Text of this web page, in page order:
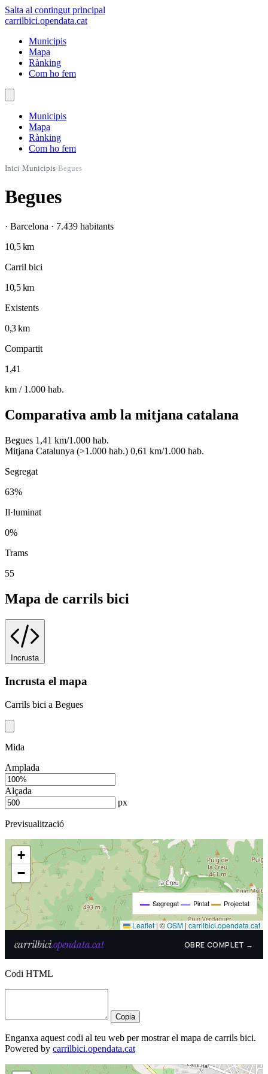
Salta al contingut principal
carrilbici.opendata.cat
Municipis
Mapa
Rànking
Com ho fem
Municipis
Mapa
Rànking
Com ho fem
Inici›Municipis›Begues
Begues
· Barcelona · 7.439 habitants
10,5 km
Carril bici
10,5 km
Existents
0,3 km
Compartit
1,41
km / 1.000 hab.
Comparativa amb la mitjana catalana
Begues 1,41 km/1.000 hab.
Mitjana Catalunya (>1.000 hab.) 0,61 km/1.000 hab.
Segregat
63%
Il·luminat
0%
Trams
55
Mapa de carrils bici
Incrusta
Incrusta el mapa
Carrils bici a Begues
Mida
Amplada
Alçada
px
Previsualització
Codi HTML
Copia
Enganxa aquest codi al teu web per mostrar el mapa de carrils bici.
Powered by carrilbici.opendata.cat